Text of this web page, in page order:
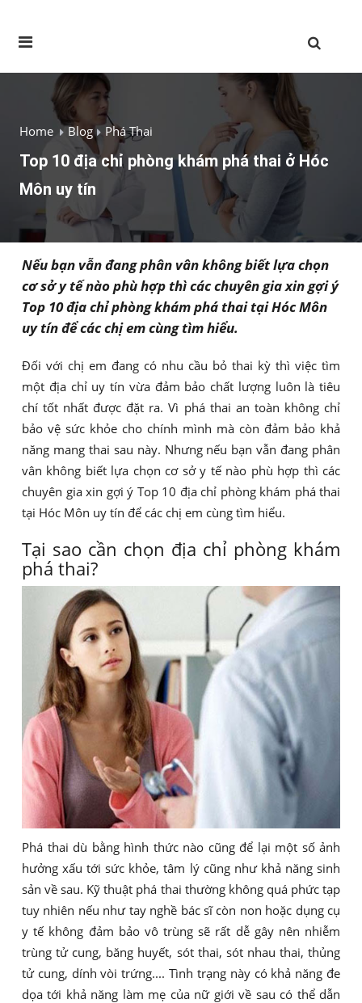
Home Blog Phá Thai
Top 10 địa chỉ phòng khám phá thai ở Hóc
Môn uy tín
Nếu bạn vẫn đang phân vân không biết lựa chọn
cơ sở y tế nào phù hợp thì các chuyên gia xin gợi ý
Top 10 địa chỉ phòng khám phá thai tại Hóc Môn
uy tín để các chị em cùng tìm hiểu.
Đối với chị em đang có nhu cầu bỏ thai kỳ thì việc tìm
một địa chỉ uy tín vừa đảm bảo chất lượng luôn là tiêu
chí tốt nhất được đặt ra. Vì phá thai an toàn không chỉ
bảo vệ sức khỏe cho chính mình mà còn đảm bảo khả
năng mang thai sau này. Nhưng nếu bạn vẫn đang phân
vân không biết lựa chọn cơ sở y tế nào phù hợp thì các
chuyên gia xin gợi ý Top 10 địa chỉ phòng khám phá thai
tại Hóc Môn uy tín để các chị em cùng tìm hiểu.
Tại sao cần chọn địa chỉ phòng khám
phá thai?
Phá thai dù bằng hình thức nào cũng để lại một số ảnh
hưởng xấu tới sức khỏe, tâm lý cũng như khả năng sinh
sản về sau. Kỹ thuật phá thai thường không quá phức tạp
tuy nhiên nếu như tay nghề bác sĩ còn non hoặc dụng cụ
y tế không đảm bảo vô trùng sẽ rất dễ gây nên nhiễm
trùng tử cung, băng huyết, sót thai, sót nhau thai, thủng
tử cung, dính vòi trứng.... Tình trạng này có khả năng đe
dọa tới khả năng làm mẹ của nữ giới về sau có thể dẫn